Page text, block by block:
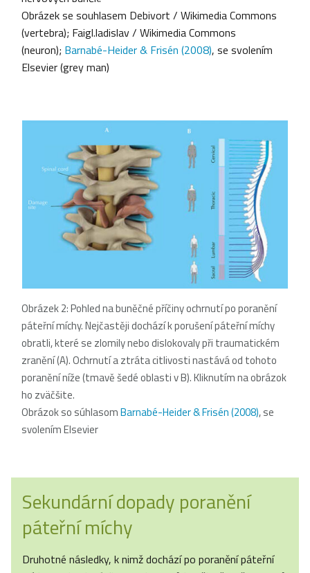
Obrázek se souhlasem Debivort / Wikimedia Commons
(vertebra); Faigl.ladislav / Wikimedia Commons
(neuron); Barnabé-Heider & Frisén (2008), se svolením
Elsevier (grey man)
Obrázek 2: Pohled na buněčné příčiny ochrnutí po poranění
páteřní míchy. Nejčastěji dochází k porušení páteřní míchy
obratli, které se zlomily nebo dislokovaly při traumatickém
zranění (A). Ochrnutí a ztráta citlivosti nastává od tohoto
poranění níže (tmavě šedé oblasti v B). Kliknutím na obrázok
ho zväčšite.
Obrázok so súhlasomBarnabé-Heider & Frisén (2008), se
svolením Elsevier
Sekundární dopady poranění
páteřní míchy
Druhotné následky, k nimž dochází po poranění páteřní